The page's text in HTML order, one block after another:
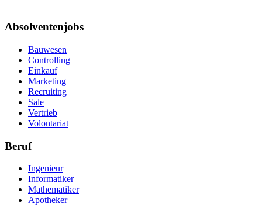
Absolventenjobs
Bauwesen
Controlling
Einkauf
Marketing
Recruiting
Sale
Vertrieb
Volontariat
Beruf
Ingenieur
Informatiker
Mathematiker
Apotheker